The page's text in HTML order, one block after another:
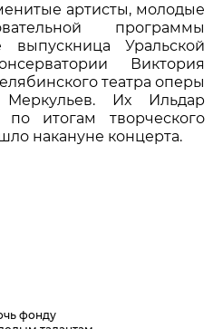
артисты, молодые
программы
выпускница Уральской
Виктория
театра оперы
Их Ильдар
итогам творческого
накануне концерта.
фонду